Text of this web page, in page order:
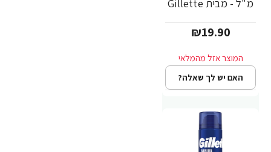
מ"ל - מבית Gillette
₪19.90
האם יש לך שאלה?